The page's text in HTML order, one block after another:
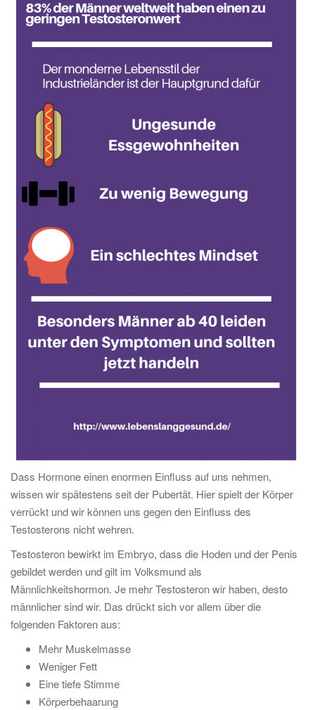
Dass Hormone einen enormen Einfluss auf uns nehmen,
wissen wir spätestens seit der Pubertät. Hier spielt der Körper
verrückt und wir können uns gegen den Einfluss des
Testosterons nicht wehren.
Testosteron bewirkt im Embryo, dass die Hoden und der Penis
gebildet werden und gilt im Volksmund als
Männlichkeitshormon. Je mehr Testosteron wir haben, desto
männlicher sind wir. Das drückt sich vor allem über die
folgenden Faktoren aus:
Mehr Muskelmasse
Weniger Fett
Eine tiefe Stimme
Körperbehaarung